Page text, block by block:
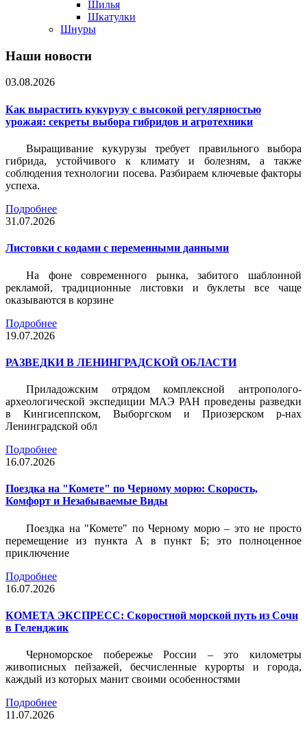
Шилья
Шкатулки
Шнуры
Наши новости
03.08.2026
Как вырастить кукурузу с высокой регулярностью
урожая: секреты выбора гибридов и агротехники
Выращивание кукурузы требует правильного выбора
гибрида, устойчивого к климату и болезням, а также
соблюдения технологии посева. Разбираем ключевые факторы
успеха.
Подробнее
31.07.2026
Листовки c кодами с переменными данными
На фоне современного рынка, забитого шаблонной
рекламой, традиционные листовки и буклеты все чаще
оказываются в корзине
Подробнее
19.07.2026
РАЗВЕДКИ В ЛЕНИНГРАДСКОЙ ОБЛАСТИ
Приладожским отрядом комплексной антрополого-
археологической экспедиции МАЭ РАН проведены разведки
в Кингисеппском, Выборгском и Приозерском р-нах
Ленинградской обл
Подробнее
16.07.2026
Поездка на "Комете" по Черному морю: Скорость,
Комфорт и Незабываемые Виды
Поездка на "Комете" по Черному морю – это не просто
перемещение из пункта А в пункт Б; это полноценное
приключение
Подробнее
16.07.2026
КОМЕТА ЭКСПРЕСС: Скоростной морской путь из Сочи
в Геленджик
Черноморское побережье России – это километры
живописных пейзажей, бесчисленные курорты и города,
каждый из которых манит своими особенностями
Подробнее
11.07.2026